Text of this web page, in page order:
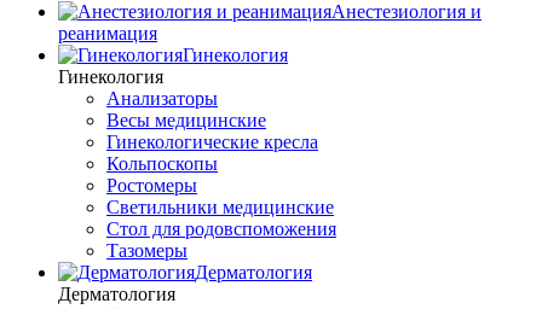
Анестезиология и
реанимация
Гинекология
Гинекология
Анализаторы
Весы медицинские
Гинекологические кресла
Кольпоскопы
Ростомеры
Светильники медицинские
Стол для родовспоможения
Тазомеры
Дерматология
Дерматология